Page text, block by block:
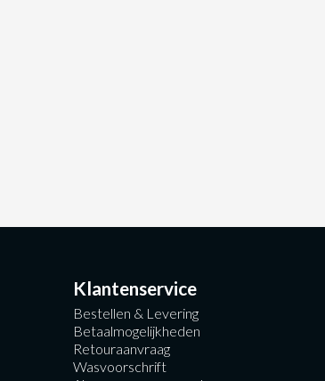
Klantenservice
Bestellen & Levering
Betaalmogelijkheden
Retouraanvraag
Wasvoorschrift